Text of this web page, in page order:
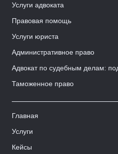
Услуги адвоката
Правовая помощь
Услуги юриста
Административное право
Адвокат по судебным делам:
Таможенное право
Главная
Услуги
Кейсы